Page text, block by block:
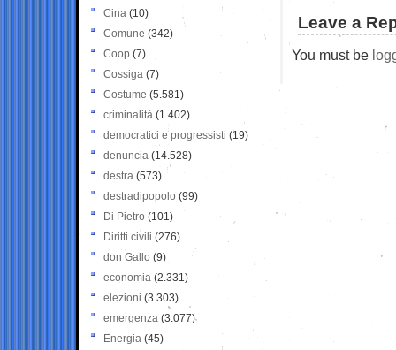
Leave a
You must be
Cina (10)
Comune (342)
Coop (7)
Cossiga (7)
Costume (5.581)
criminalità (1.402)
democratici e progressisti (19)
denuncia (14.528)
destra (573)
destradipopolo (99)
Di Pietro (101)
Diritti civili (276)
don Gallo (9)
economia (2.331)
elezioni (3.303)
emergenza (3.077)
Energia (45)